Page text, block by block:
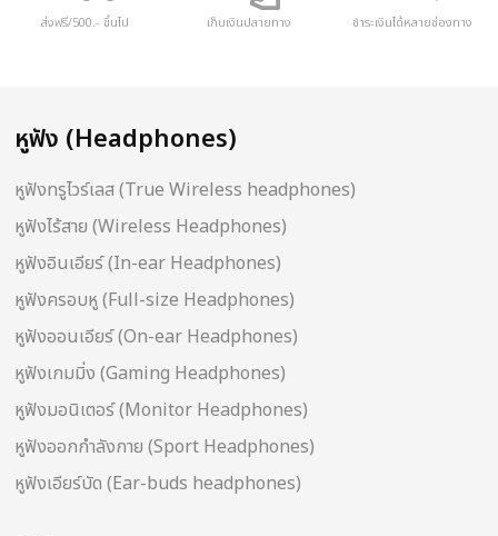
ส่งฟรี/500.- ขึ้นไป เก็บเงินปลายทาง ชำระเงินได้หลายช่องทาง
หูฟัง (Headphones)
หูฟังทรูไวร์เลส (True Wireless headphones)
หูฟังไร้สาย (Wireless Headphones)
หูฟังอินเอียร์ (In-ear Headphones)
หูฟังครอบหู (Full-size Headphones)
หูฟังออนเอียร์ (On-ear Headphones)
หูฟังเกมมิ่ง (Gaming Headphones)
หูฟังมอนิเตอร์ (Monitor Headphones)
หูฟังออกกำลังกาย (Sport Headphones)
หูฟังเอียร์บัด (Ear-buds headphones)